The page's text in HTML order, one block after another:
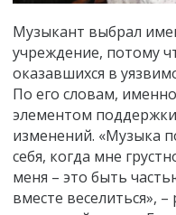
Музыкант выбрал
учреждение, потому
оказавшихся в
По его словам,
элементом
изменений. «Музыка
себя, когда мне
меня – это быть
вместе веселиться»,